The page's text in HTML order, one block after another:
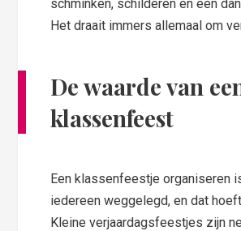
schminken, schilderen en een
Het draait immers allemaal om
De waarde van
klassenfeest
Een klassenfeestje organiseren
iedereen weggelegd, en dat
Kleine verjaardagsfeestjes zijn